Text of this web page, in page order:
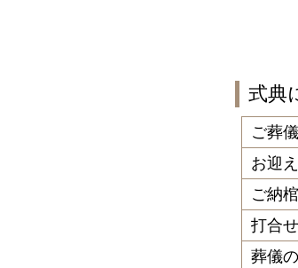
式典
ご葬
お迎
ご納
打合
葬儀